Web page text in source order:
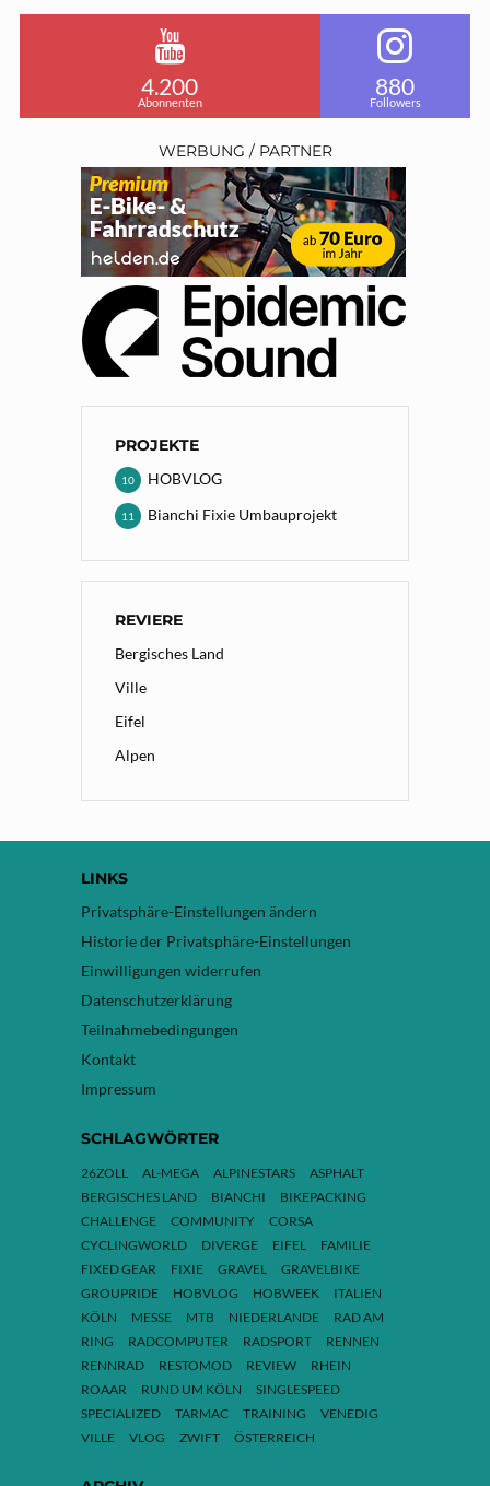
4.200
Abonnenten
880
Followers
WERBUNG / PARTNER
PROJEKTE
HOBVLOG
10
Bianchi Fixie Umbauprojekt
11
REVIERE
Bergisches Land
Ville
Eifel
Alpen
LINKS
Privatsphäre-Einstellungen ändern
Historie der Privatsphäre-Einstellungen
Einwilligungen widerrufen
Datenschutzerklärung
Teilnahmebedingungen
Kontakt
Impressum
SCHLAGWÖRTER
26ZOLL AL-MEGA ALPINESTARS
ASPHALT
BERGISCHES LAND
BIANCHI
BIKEPACKING
CHALLENGE
COMMUNITY
CORSA
CYCLINGWORLD
DIVERGE EIFEL
FAMILIE
FIXED GEAR
FIXIE GRAVEL
GRAVELBIKE
GROUPRIDE
HOBVLOG HOBWEEK
ITALIEN
KÖLN
MESSE MTB NIEDERLANDE
RAD AM
RING
RADCOMPUTER RADSPORT
RENNEN
RENNRAD
RESTOMOD REVIEW
RHEIN
ROAAR
RUND UM KÖLN
SINGLESPEED
SPECIALIZED
TARMAC TRAINING
VENEDIG
VILLE
VLOG ZWIFT ÖSTERREICH